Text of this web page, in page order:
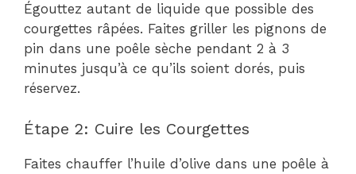
Égouttez autant de liquide que possible des
courgettes râpées. Faites griller les pignons de
pin dans une poêle sèche pendant 2 à 3
minutes jusqu’à ce qu’ils soient dorés, puis
réservez.
Étape 2: Cuire les Courgettes
Faites chauffer l’huile d’olive dans une poêle à